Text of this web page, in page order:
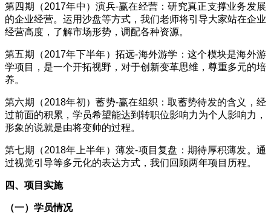
第四期（2017年中）演兵-赢在经营：研究真正支撑业务发展
的企业经营。运用沙盘等方式，我们老师将引导大家站在企业
经营高度，了解市场形势，调配各种资源。
第五期（2017年下半年）拓远-海外游学：这个模块是海外游
学项目，是一个开拓视野，对于创新变革思维，尊重多元的培
养。
第六期（2018年初）蓄势-赢在组织：取蓄势待发的含义，经
过前面的积累，学员希望能达到转职位影响力为个人影响力，
形象的说就是由将变帅的过程。
第七期（2018年上半年）薄发-项目复盘：期待厚积薄发。通
过视觉引导等多元化的表达方式，我们回顾两年项目历程。
四、项目实施
（一）学员情况